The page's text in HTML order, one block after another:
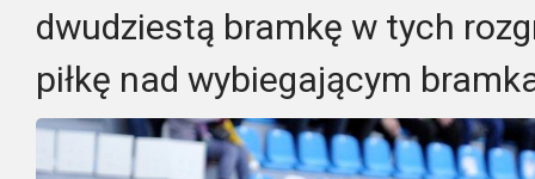
dwudziestą bramkę w tych
piłkę nad wybiegającym